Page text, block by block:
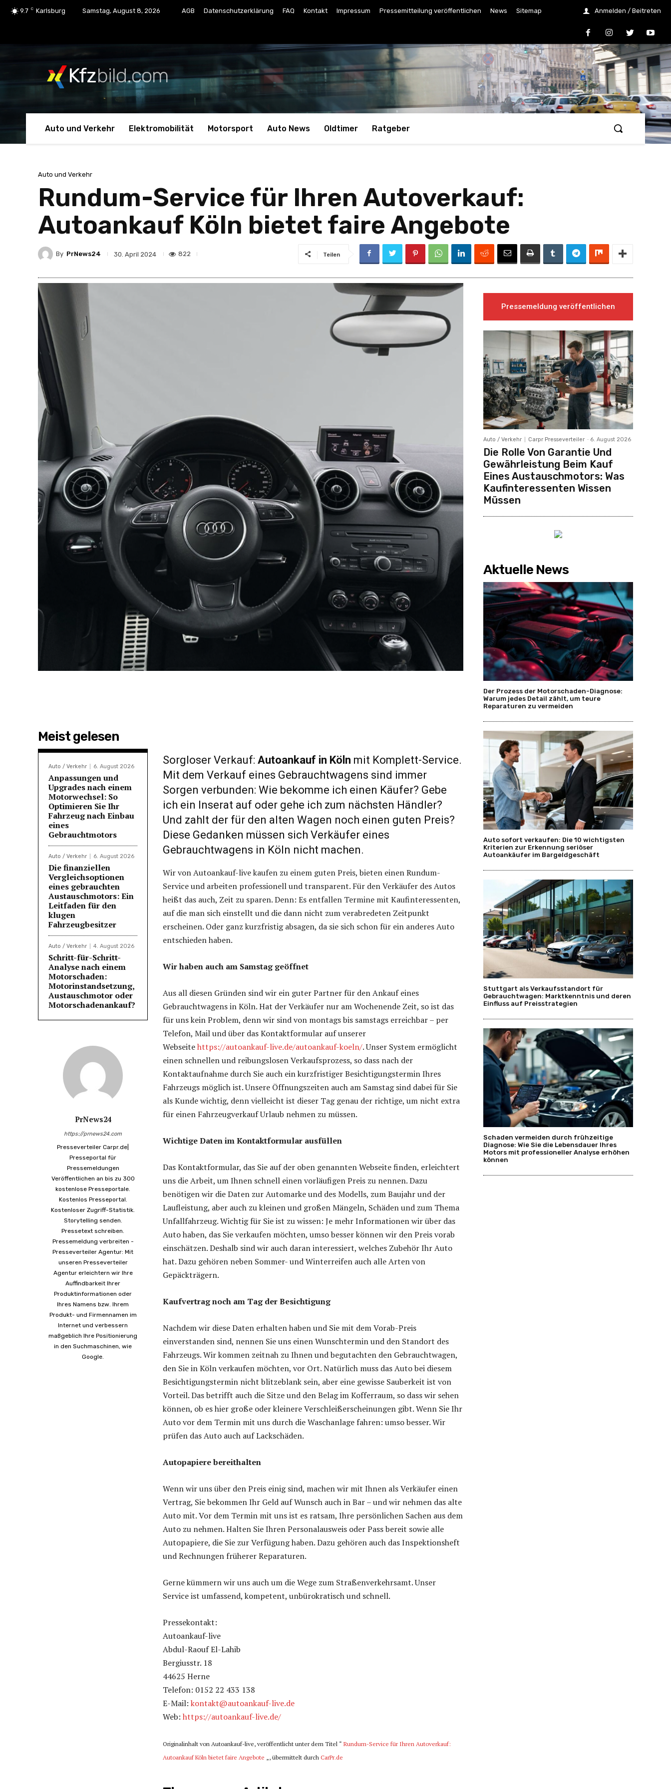
9.7 C Karlsburg Samstag, August 8, 2026 AGB Datenschutzerklärung FAQ Kontakt Impressum Pressemitteilung veröffentlichen News Sitemap Anmelden / Beitreten
Kfzbild.com
Auto und Verkehr Elektromobilität Motorsport Auto News Oldtimer Ratgeber
Auto und Verkehr
Rundum-Service für Ihren Autoverkauf:
Autoankauf Köln bietet faire Angebote
By PrNews24 30. April 2024 822 Teilen
Meist gelesen
Auto / Verkehr 6. August 2026
Anpassungen und
Upgrades nach einem
Motorwechsel: So
Optimieren Sie Ihr
Fahrzeug nach Einbau
eines
Gebrauchtmotors
Auto / Verkehr 6. August 2026
Die finanziellen
Vergleichsoptionen
eines gebrauchten
Austauschmotors: Ein
Leitfaden für den
klugen
Fahrzeugbesitzer
Auto / Verkehr 4. August 2026
Schritt-für-Schritt-
Analyse nach einem
Motorschaden:
Motorinstandsetzung,
Austauschmotor oder
Motorschadenankauf?
PrNews24
https://prnews24.com
Presseverteiler Carpr.de|
Presseportal für
Pressemeldungen
Veröffentlichen an bis zu 300
kostenlose Presseportale.
Kostenlos Presseportal.
Kostenloser Zugriff-Statistik.
Storytelling senden.
Pressetext schreiben.
Pressemeldung verbreiten -
Presseverteiler Agentur: Mit
unseren Presseverteiler
Agentur erleichtern wir Ihre
Auffindbarkeit Ihrer
Produktinformationen oder
Ihres Namens bzw. Ihrem
Produkt- und Firmennamen im
Internet und verbessern
maßgeblich Ihre Positionierung
in den Suchmaschinen, wie
Google.
Sorgloser Verkauf: Autoankauf in Köln mit Komplett-Service.
Mit dem Verkauf eines Gebrauchtwagens sind immer
Sorgen verbunden: Wie bekomme ich einen Käufer? Gebe
ich ein Inserat auf oder gehe ich zum nächsten Händler?
Und zahlt der für den alten Wagen noch einen guten Preis?
Diese Gedanken müssen sich Verkäufer eines
Gebrauchtwagens in Köln nicht machen.
Wir von Autoankauf-live kaufen zu einem guten Preis, bieten einen Rundum-
Service und arbeiten professionell und transparent. Für den Verkäufer des Autos
heißt das auch, Zeit zu sparen. Denn: Es entfallen Termine mit Kaufinteressenten,
auf die man sich einstellt und die dann nicht zum verabredeten Zeitpunkt
erscheinen. Oder ganz kurzfristig absagen, da sie sich schon für ein anderes Auto
entschieden haben.
Wir haben auch am Samstag geöffnet
Aus all diesen Gründen sind wir ein guter Partner für den Ankauf eines
Gebrauchtwagens in Köln. Hat der Verkäufer nur am Wochenende Zeit, so ist das
für uns kein Problem, denn wir sind von montags bis samstags erreichbar – per
Telefon, Mail und über das Kontaktformular auf unserer
Webseitehttps://autoankauf-live.de/autoankauf-koeln/. Unser System ermöglicht
einen schnellen und reibungslosen Verkaufsprozess, so dass nach der
Kontaktaufnahme durch Sie auch ein kurzfristiger Besichtigungstermin Ihres
Fahrzeugs möglich ist. Unsere Öffnungszeiten auch am Samstag sind dabei für Sie
als Kunde wichtig, denn vielleicht ist dieser Tag genau der richtige, um nicht extra
für einen Fahrzeugverkauf Urlaub nehmen zu müssen.
Wichtige Daten im Kontaktformular ausfüllen
Das Kontaktformular, das Sie auf der oben genannten Webseite finden, erleichtert
uns die Arbeit, um Ihnen schnell einen vorläufigen Preis zu nennen. Dazu
benötigen wir die Daten zur Automarke und des Modells, zum Baujahr und der
Laufleistung, aber auch zu kleinen und großen Mängeln, Schäden und zum Thema
Unfallfahrzeug. Wichtig für Sie ist zu wissen: Je mehr Informationen wir über das
Auto haben, das Sie verkaufen möchten, umso besser können wir den Preis vorab
einschätzen. Deshalb sind wir auch daran interessiert, welches Zubehör Ihr Auto
hat. Dazu gehören neben Sommer- und Winterreifen auch alle Arten von
Gepäckträgern.
Kaufvertrag noch am Tag der Besichtigung
Nachdem wir diese Daten erhalten haben und Sie mit dem Vorab-Preis
einverstanden sind, nennen Sie uns einen Wunschtermin und den Standort des
Fahrzeugs. Wir kommen zeitnah zu Ihnen und begutachten den Gebrauchtwagen,
den Sie in Köln verkaufen möchten, vor Ort. Natürlich muss das Auto bei diesem
Besichtigungstermin nicht blitzeblank sein, aber eine gewisse Sauberkeit ist von
Vorteil. Das betrifft auch die Sitze und den Belag im Kofferraum, so dass wir sehen
können, ob es hier große oder kleinere Verschleißerscheinungen gibt. Wenn Sie Ihr
Auto vor dem Termin mit uns durch die Waschanlage fahren: umso besser. Wir
prüfen das Auto auch auf Lackschäden.
Autopapiere bereithalten
Wenn wir uns über den Preis einig sind, machen wir mit Ihnen als Verkäufer einen
Vertrag, Sie bekommen Ihr Geld auf Wunsch auch in Bar – und wir nehmen das alte
Auto mit. Vor dem Termin mit uns ist es ratsam, Ihre persönlichen Sachen aus dem
Auto zu nehmen. Halten Sie Ihren Personalausweis oder Pass bereit sowie alle
Autopapiere, die Sie zur Verfügung haben. Dazu gehören auch das Inspektionsheft
und Rechnungen früherer Reparaturen.
Gerne kümmern wir uns auch um die Wege zum Straßenverkehrsamt. Unser
Service ist umfassend, kompetent, unbürokratisch und schnell.
Pressekontakt:
Autoankauf-live
Abdul-Raouf El-Lahib
Bergiusstr. 18
44625 Herne
Telefon: 0152 22 433 138
E-Mail: kontakt@autoankauf-live.de
Web: https://autoankauf-live.de/
Originalinhalt von Autoankauf-live, veröffentlicht unter dem Titel “ Rundum-Service für Ihren Autoverkauf:
Autoankauf Köln bietet faire Angebote „, übermittelt durch CarPr.de
Pressemeldung veröffentlichen
Auto / Verkehr Carpr Presseverteiler - 6. August 2026
Die Rolle Von Garantie Und
Gewährleistung Beim Kauf
Eines Austauschmotors: Was
Kaufinteressenten Wissen
Müssen
Aktuelle News
Der Prozess der Motorschaden-Diagnose:
Warum jedes Detail zählt, um teure
Reparaturen zu vermeiden
Auto sofort verkaufen: Die 10 wichtigsten
Kriterien zur Erkennung seriöser
Autoankäufer im Bargeldgeschäft
Stuttgart als Verkaufsstandort für
Gebrauchtwagen: Marktkenntnis und deren
Einfluss auf Preisstrategien
Schaden vermeiden durch frühzeitige
Diagnose: Wie Sie die Lebensdauer Ihres
Motors mit professioneller Analyse erhöhen
können